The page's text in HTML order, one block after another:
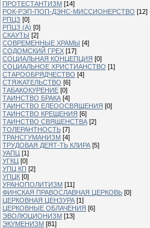
ПРОТЕСТАНТИЗМ [14]
РОК-РЭП-ПОП-ДЭНС-МИССИОНЕРСТВО [12]
РПЦЗ [0]
РПЦЗ (А) [0]
СКАУТЫ [2]
СОВРЕМЕННЫЕ ХРАМЫ [4]
СОДОМСКИЙ ГРЕХ [17]
СОЦИАЛЬНАЯ КОНЦЕПЦИЯ [0]
СОЦИАЛЬНОЕ ХРИСТИАНСТВО [1]
СТАРООБРЯДЧЕСТВО [4]
СТЯЖАТЕЛЬСТВО [6]
ТАБАКОКУРЕНИЕ [0]
ТАИНСТВО БРАКА [4]
ТАИНСТВО ЕЛЕООСВЯЩЕНИЯ [0]
ТАИНСТВО КРЕЩЕНИЯ [6]
ТАИНСТВО СВЯЩЕНСТВА [2]
ТОЛЕРАНТНОСТЬ [7]
ТРАНСГУМАНИЗМ [4]
ТРУДОВАЯ ДЕЯТ-ТЬ КЛИРА [5]
УАПЦ [1]
УГКЦ [0]
УПЦ КП [2]
УПЦК [0]
УРАНОПОЛИТИЗМ [11]
ФИНСКАЯ ПРАВОСЛАВНАЯ ЦЕРКОВЬ [0]
ЦЕРКОВНАЯ ЦЕНЗУРА [1]
ЦЕРКОВНЫЕ ОБЛАЧЕНИЯ [6]
ЭВОЛЮЦИОНИЗМ [13]
ЭКУМЕНИЗМ [81]